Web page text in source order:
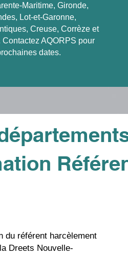
Gironde,
Lot‑et‑Garonne,
Creuse, Corrèze et
Contactez AQORPS pour
dates.
du référent harcèlement
Dreets Nouvelle-